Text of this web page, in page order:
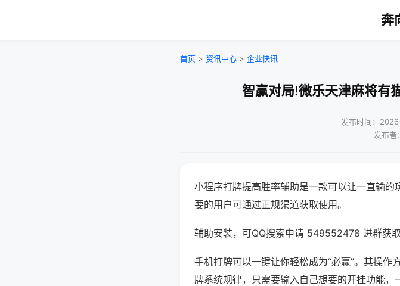
奔
首页 > 资讯中心 > 企业快讯
智赢对局!微乐天津麻将有
发布时间：
发布者
小程序打牌提高胜率辅助是一款可以让一直输的
要的用户可通过正规渠道获取使用。
辅助安装，可QQ搜索申请 549552478 进群获
手机打牌可以一键让你轻松成为“必赢”。其操
牌系统规律，只需要输入自己想要的开挂功能